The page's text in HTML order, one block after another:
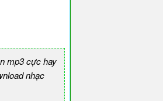
mp3 cực hay
nhạc